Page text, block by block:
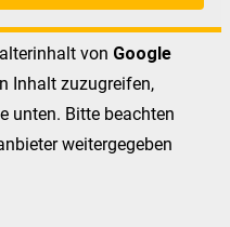
von Google
Inhalt zuzugreifen,
unten. Bitte beachten
weitergegeben